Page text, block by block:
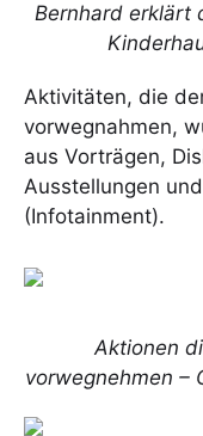
Bernhard erklärt
Aktivitäten, die
vorwegnahmen,
aus Vorträgen,
Ausstellungen
(Infotainment).
Aktionen
vorwegnehmen –